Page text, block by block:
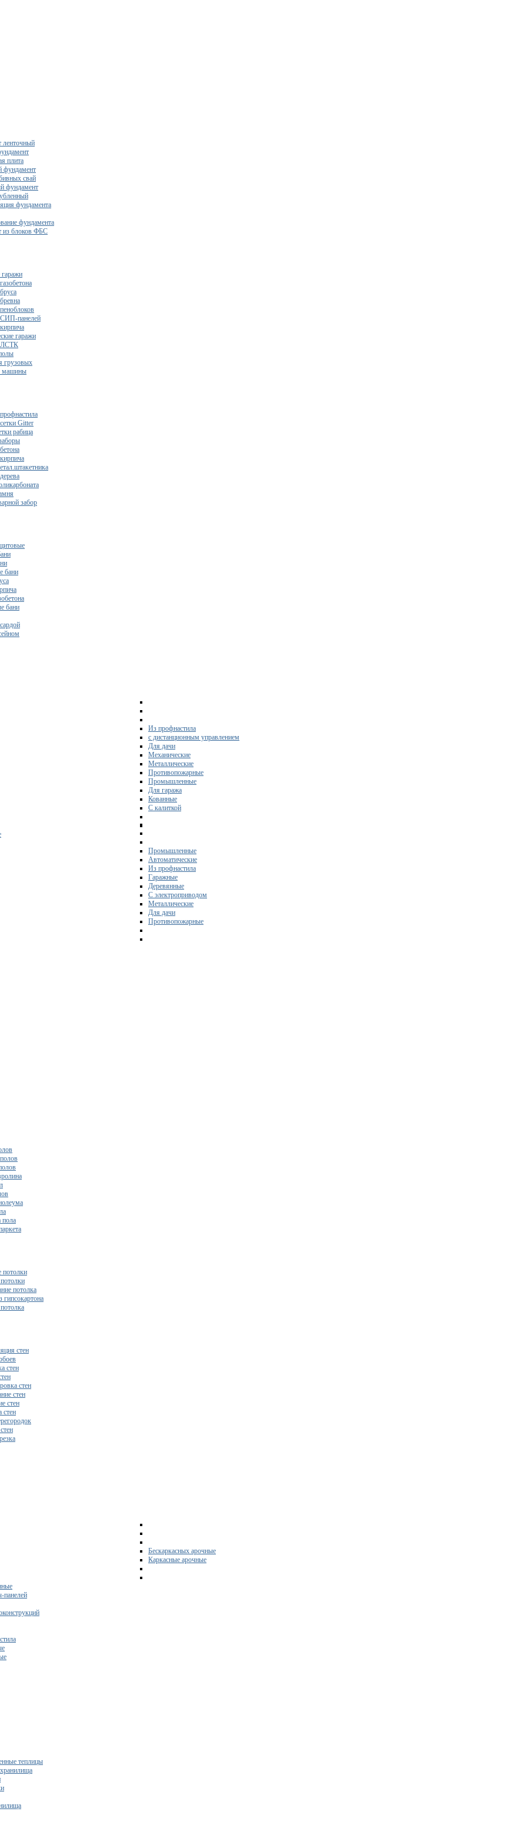
ленточный
плита
фундамент
свай
фундамент
фундамента
фундамента
из блоков ФБС
панелей
гаражи
ЛСТК
грузовых
машины
Gitter
рабица
забор
бани
бани
Из профнастила
с дистанционным управлением
Для дачи
Механические
Металлические
Противопожарные
Промышленные
Для гаража
Кованные
С калиткой
Промышленные
Автоматические
Из профнастила
Гаражные
Деревянные
С электроприводом
Металлические
Для дачи
Противопожарные
потолки
потолка
гипсокартона
стен
стен
стен
стен
стен
стен
Бескаркасных арочные
Каркасные арочные
панелей
теплицы
расчет сметы исходя из вашего бюджета!